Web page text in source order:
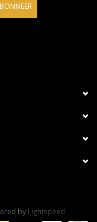
by Lightspeed